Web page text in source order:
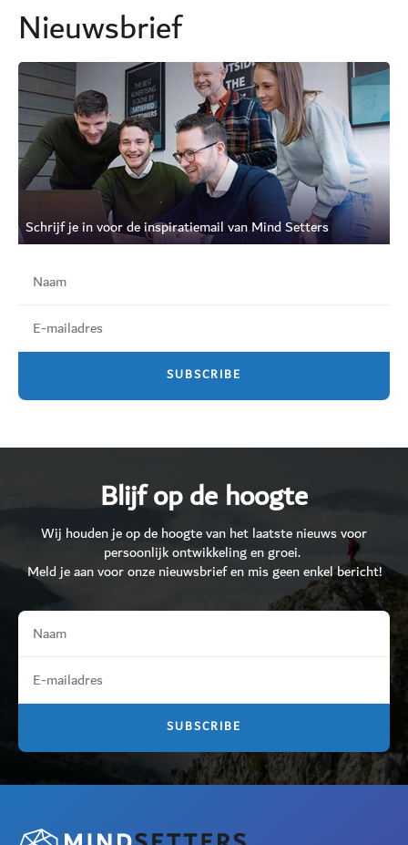
Nieuwsbrief
Schrijf je in voor de inspiratiemail van Mind Setters
Blijf op de hoogte
Wij houden je op de hoogte van het laatste nieuws voor
persoonlijk ontwikkeling en groei.
Meld je aan voor onze nieuwsbrief en mis geen enkel bericht!